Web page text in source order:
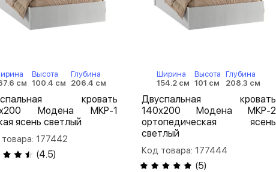
см
Высота
100.4 см
Глубина
206.4 см
кровать
Модена МКР-1
ясень светлый
177442
(4.5)
Ширина
154.2 см
Высота
101 см
Глубина
208.3 см
Двуспальная кровать
140х200 Модена МКР-2
ортопедическая ясень
светлый
Код товара: 177444
(5)